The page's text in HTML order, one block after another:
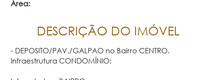
Área:
DESCRIÇÃO DO IMÓVEL
- DEPOSITO/PAV./GALPAO no Bairro CENTRO.
Infraestrutura CONDOMÍNIO: